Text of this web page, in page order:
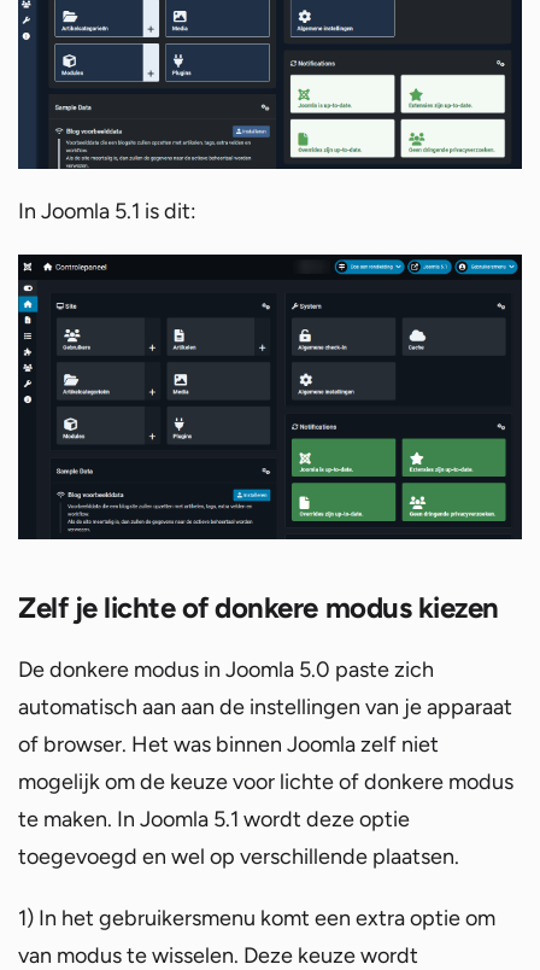
In Joomla 5.1 is dit:
Zelf je lichte of donkere modus kiezen
De donkere modus in Joomla 5.0 paste zich
automatisch aan aan de instellingen van je apparaat
of browser. Het was binnen Joomla zelf niet
mogelijk om de keuze voor lichte of donkere modus
te maken. In Joomla 5.1 wordt deze optie
toegevoegd en wel op verschillende plaatsen.
1) In het gebruikersmenu komt een extra optie om
van modus te wisselen. Deze keuze wordt